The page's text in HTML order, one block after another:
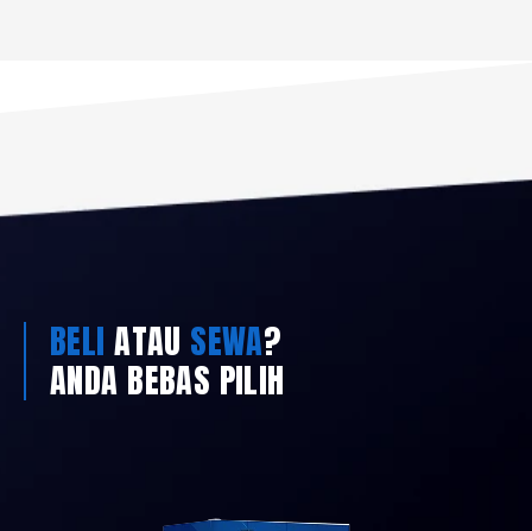
BELI ATAU SEWA?
ANDA BEBAS PILIH